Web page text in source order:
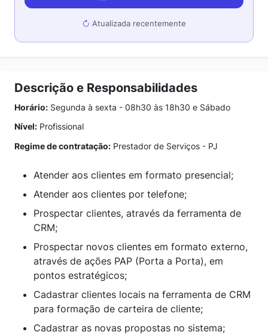
Atualizada recentemente
Descrição e Responsabilidades
Horário: Segunda à sexta - 08h30 às 18h30 e Sábado
Nível: Profissional
Regime de contratação: Prestador de Serviços - PJ
Atender aos clientes em formato presencial;
Atender aos clientes por telefone;
Prospectar clientes, através da ferramenta de
CRM;
Prospectar novos clientes em formato externo,
através de ações PAP (Porta a Porta), em
pontos estratégicos;
Cadastrar clientes locais na ferramenta de CRM
para formação de carteira de cliente;
Cadastrar as novas propostas no sistema;